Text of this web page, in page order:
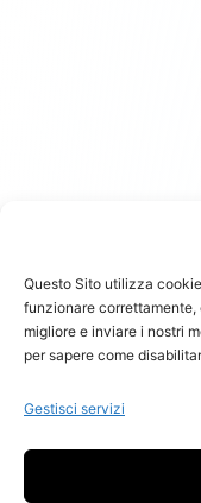
Questo Sito utilizza
funzionare
migliore e inviare i nostri
per sapere come
Gestisci servizi